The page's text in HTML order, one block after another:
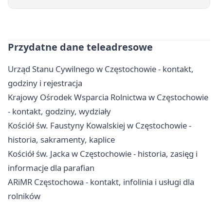
Przydatne dane teleadresowe
Urząd Stanu Cywilnego w Częstochowie - kontakt,
godziny i rejestracja
Krajowy Ośrodek Wsparcia Rolnictwa w Częstochowie
- kontakt, godziny, wydziały
Kościół św. Faustyny Kowalskiej w Częstochowie -
historia, sakramenty, kaplice
Kościół św. Jacka w Częstochowie - historia, zasięg i
informacje dla parafian
ARiMR Częstochowa - kontakt, infolinia i usługi dla
rolników